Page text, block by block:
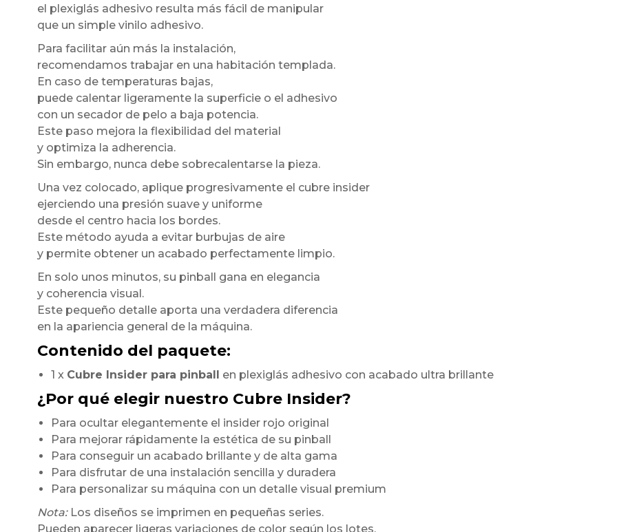
el plexiglás adhesivo resulta más fácil de manipular
que un simple vinilo adhesivo.
Para facilitar aún más la instalación,
recomendamos trabajar en una habitación templada.
En caso de temperaturas bajas,
puede calentar ligeramente la superficie o el adhesivo
con un secador de pelo a baja potencia.
Este paso mejora la flexibilidad del material
y optimiza la adherencia.
Sin embargo, nunca debe sobrecalentarse la pieza.
Una vez colocado, aplique progresivamente el cubre insider
ejerciendo una presión suave y uniforme
desde el centro hacia los bordes.
Este método ayuda a evitar burbujas de aire
y permite obtener un acabado perfectamente limpio.
En solo unos minutos, su pinball gana en elegancia
y coherencia visual.
Este pequeño detalle aporta una verdadera diferencia
en la apariencia general de la máquina.
Contenido del paquete:
1 x Cubre Insider para pinball en plexiglás adhesivo con acabado ultra brillante
¿Por qué elegir nuestro Cubre Insider?
Para ocultar elegantemente el insider rojo original
Para mejorar rápidamente la estética de su pinball
Para conseguir un acabado brillante y de alta gama
Para disfrutar de una instalación sencilla y duradera
Para personalizar su máquina con un detalle visual premium
Nota:Los diseños se imprimen en pequeñas series.
Pueden aparecer ligeras variaciones de color según los lotes,